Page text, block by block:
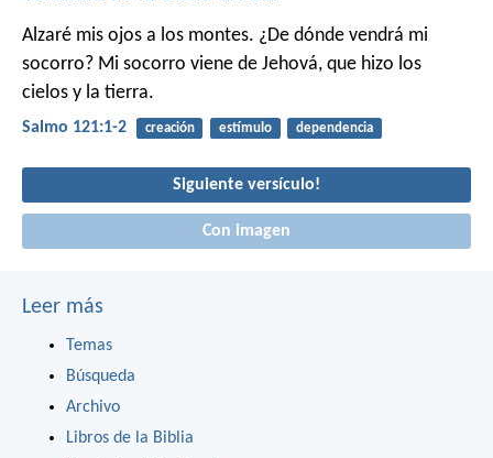
Alzaré mis ojos a los montes. ¿De dónde vendrá mi
socorro? Mi socorro viene de Jehová, que hizo los
cielos y la tierra.
Salmo 121:1-2 creación estímulo dependencia
Siguiente versículo!
Con imagen
Leer más
Temas
Búsqueda
Archivo
Libros de la Biblia